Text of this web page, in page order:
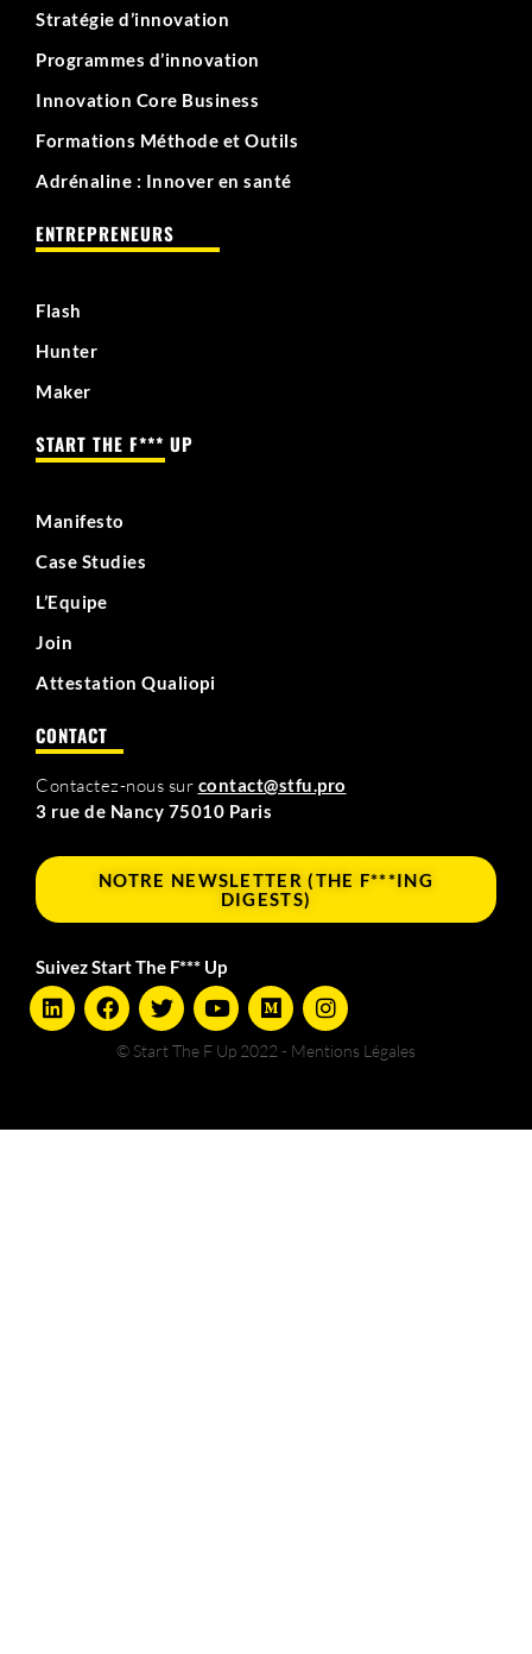
Stratégie d’innovation
Programmes d’innovation
Innovation Core Business
Formations Méthode et Outils
Adrénaline : Innover en santé
ENTREPRENEURS
Flash
Hunter
Maker
START THE F*** UP
Manifesto
Case Studies
L’Equipe
Join
Attestation Qualiopi
CONTACT
Contactez-nous sur contact@stfu.pro
3 rue de Nancy 75010 Paris
NOTRE NEWSLETTER (THE F***ING
DIGESTS)
Suivez Start The F*** Up
L
i
n
i
F
a
c
o
T
w
i
t
r
Y
o
u
t
e
M
e
d
i
I
n
s
t
r
© Start The F Up 2022 - Mentions Légales